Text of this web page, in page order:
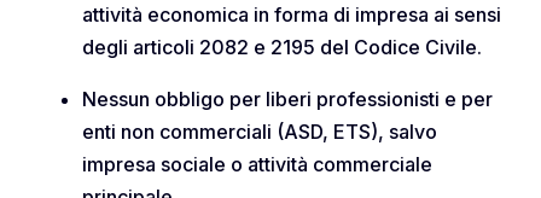
attività economica in forma di impresa ai sensi
degli articoli 2082 e 2195 del Codice Civile.
Nessun obbligo per liberi professionisti e per
enti non commerciali (ASD, ETS), salvo
impresa sociale o attività commerciale